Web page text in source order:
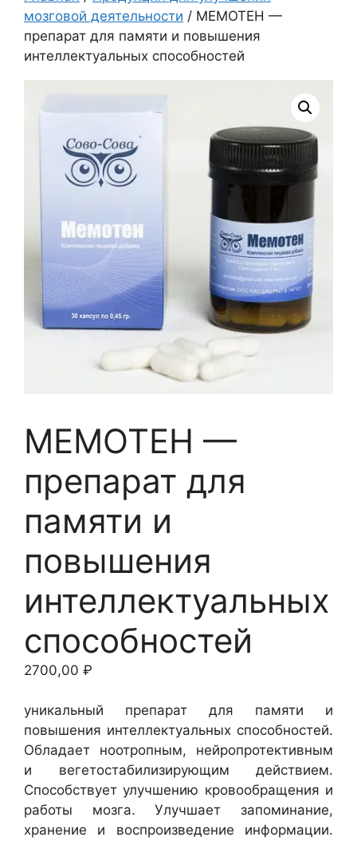
мозговой деятельности / МЕМОТЕН —
препарат для памяти и повышения
интеллектуальных способностей
МЕМОТЕН —
препарат для
памяти и
повышения
интеллектуальных
способностей
2700,00 ₽
уникальный препарат для памяти и
повышения интеллектуальных способностей.
Обладает ноотропным, нейропротективным
и вегетостабилизирующим действием.
Способствует улучшению кровообращения и
работы мозга. Улучшает запоминание,
хранение и воспроизведение информации.